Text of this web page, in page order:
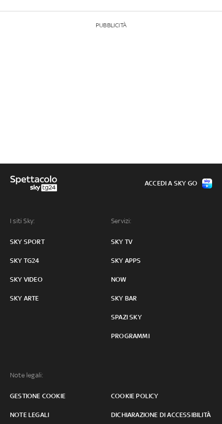
PUBBLICITÀ
I siti Sky:
SKY SPORT
SKY TG24
SKY VIDEO
SKY ARTE
Servizi:
SKY TV
SKY APPS
NOW
SKY BAR
SPAZI SKY
PROGRAMMI
Note legali:
GESTIONE COOKIE COOKIE POLICY
NOTE LEGALI DICHIARAZIONE DI ACCESSIBILITÀ
ACCEDI A SKY GO